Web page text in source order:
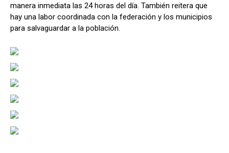
manera inmediata las 24 horas del día. También reitera que
hay una labor coordinada con la federación y los municipios
para salvaguardar a la población.